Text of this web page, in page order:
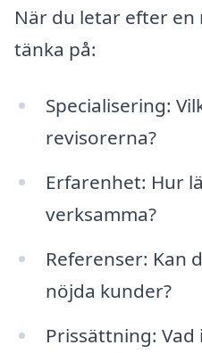
När du letar efter
tänka på:
Specialisering:
revisorerna?
Erfarenhet: Hur
verksamma?
Referenser: Kan
nöjda kunder?
Prissättning: